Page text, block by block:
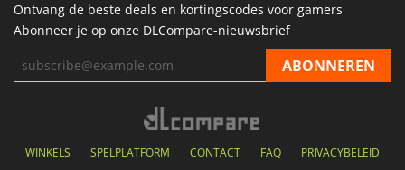
Ontvang de beste deals en kortingscodes voor gamers
Abonneer je op onze DLCompare-nieuwsbrief
WINKELS SPELPLATFORM CONTACT FAQ PRIVACYBELEID